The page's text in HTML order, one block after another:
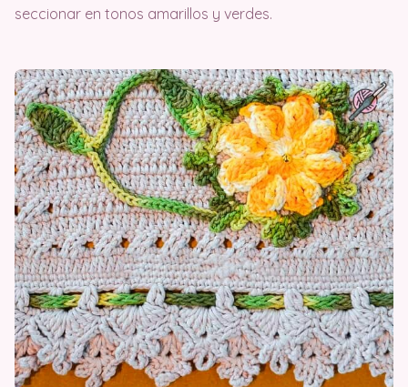
seccionar en tonos amarillos y verdes.